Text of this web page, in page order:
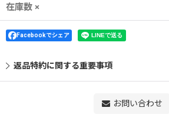
在庫数 ×
Facebookでシェア
返品特約に関する重要事項
お問い合わせ